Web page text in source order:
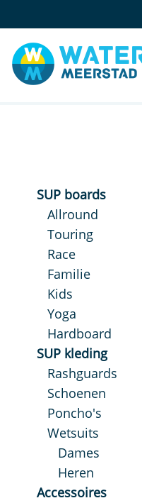
SUP boards
Allround
Touring
Race
Familie
Kids
Yoga
Hardboard
SUP kleding
Rashguards
Schoenen
Poncho's
Wetsuits
Dames
Heren
Accessoires